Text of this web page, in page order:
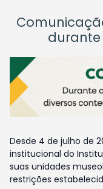
Desde 4 de julho de
institucional do
suas unidades
restrições